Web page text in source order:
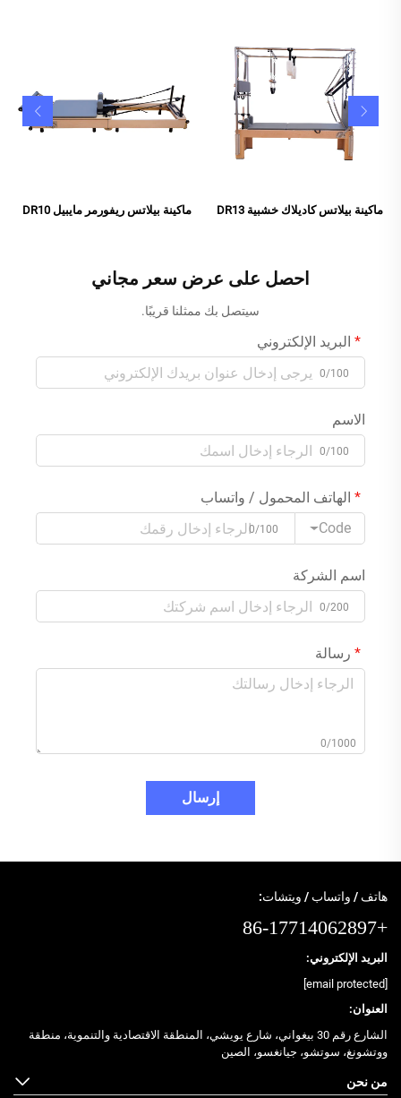
ماكينة بيلاتس كاديلاك خشبية DR13 ماكينة بيلاتس ريفورمر مايبيل DR10
احصل على عرض سعر مجاني
سيتصل بك ممثلنا قريبًا.
البريد الإلكتروني
0/100
الاسم
0/100
الهاتف المحمول / واتساب
Code
0/100
اسم الشركة
0/200
رسالة
0/1000
إرسال
هاتف / واتساب / ويتشات:
+86-17714062897
البريد الإلكتروني:
العنوان:
الشارع رقم 30 بيغواني، شارع يويشي، المنطقة الاقتصادية والتنموية، منطقة
ووتشونغ، سوتشو، جيانغسو، الصين
من نحن